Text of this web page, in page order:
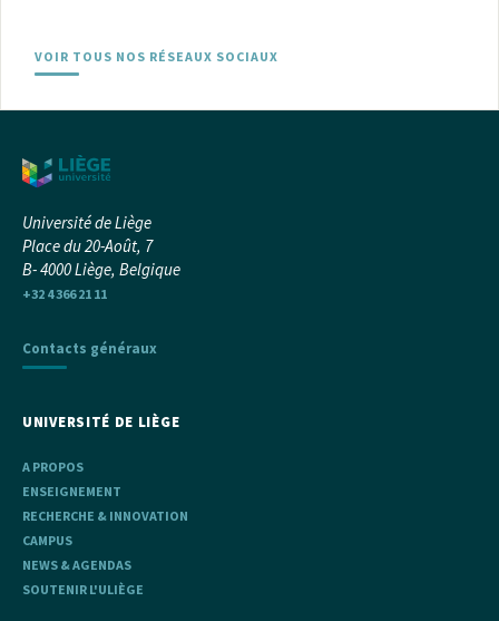
VOIR TOUS NOS RÉSEAUX SOCIAUX
Université de Liège
Place du 20-Août, 7
B- 4000 Liège, Belgique
+32 4 366 21 11
Contacts généraux
UNIVERSITÉ DE LIÈGE
A PROPOS
ENSEIGNEMENT
RECHERCHE & INNOVATION
CAMPUS
NEWS & AGENDAS
SOUTENIR L'ULIÈGE